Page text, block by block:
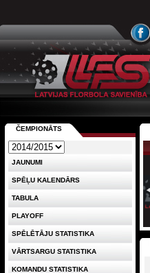
ČEMPIONĀTS
JAUNUMI
SPĒĻU KALENDĀRS
TABULA
PLAYOFF
SPĒLĒTĀJU STATISTIKA
VĀRTSARGU STATISTIKA
KOMANDU STATISTIKA